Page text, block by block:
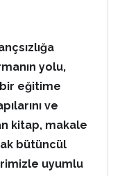
yolu,
bir eğitime
ve
kitap, makale
bütüncül
uyumlu